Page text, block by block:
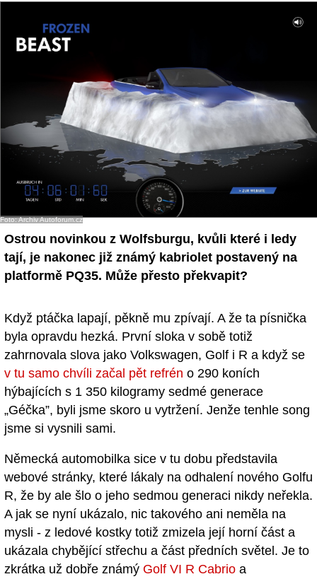
Diskuzní fórum
Sledujte nás!
Foto: Archiv Autoforum.cz
Ostrou novinkou z Wolfsburgu, kvůli které i ledy
tají, je nakonec již známý kabriolet postavený na
platformě PQ35. Může přesto překvapit?
Když ptáčka lapají, pěkně mu zpívají. A že ta písnička
byla opravdu hezká. První sloka v sobě totiž
zahrnovala slova jako Volkswagen, Golf i R a když se
v tu samo chvíli začal pět refrén o 290 koních
hýbajících s 1 350 kilogramy sedmé generace
„Géčka”, byli jsme skoro u vytržení. Jenže tenhle song
jsme si vysnili sami.
Německá automobilka sice v tu dobu představila
webové stránky, které lákaly na odhalení nového Golfu
R, že by ale šlo o jeho sedmou generaci nikdy neřekla.
A jak se nyní ukázalo, nic takového ani neměla na
mysli - z ledové kostky totiž zmizela její horní část a
ukázala chybějící střechu a část předních světel. Je to
zkrátka už dobře známý Golf VI R Cabrio a